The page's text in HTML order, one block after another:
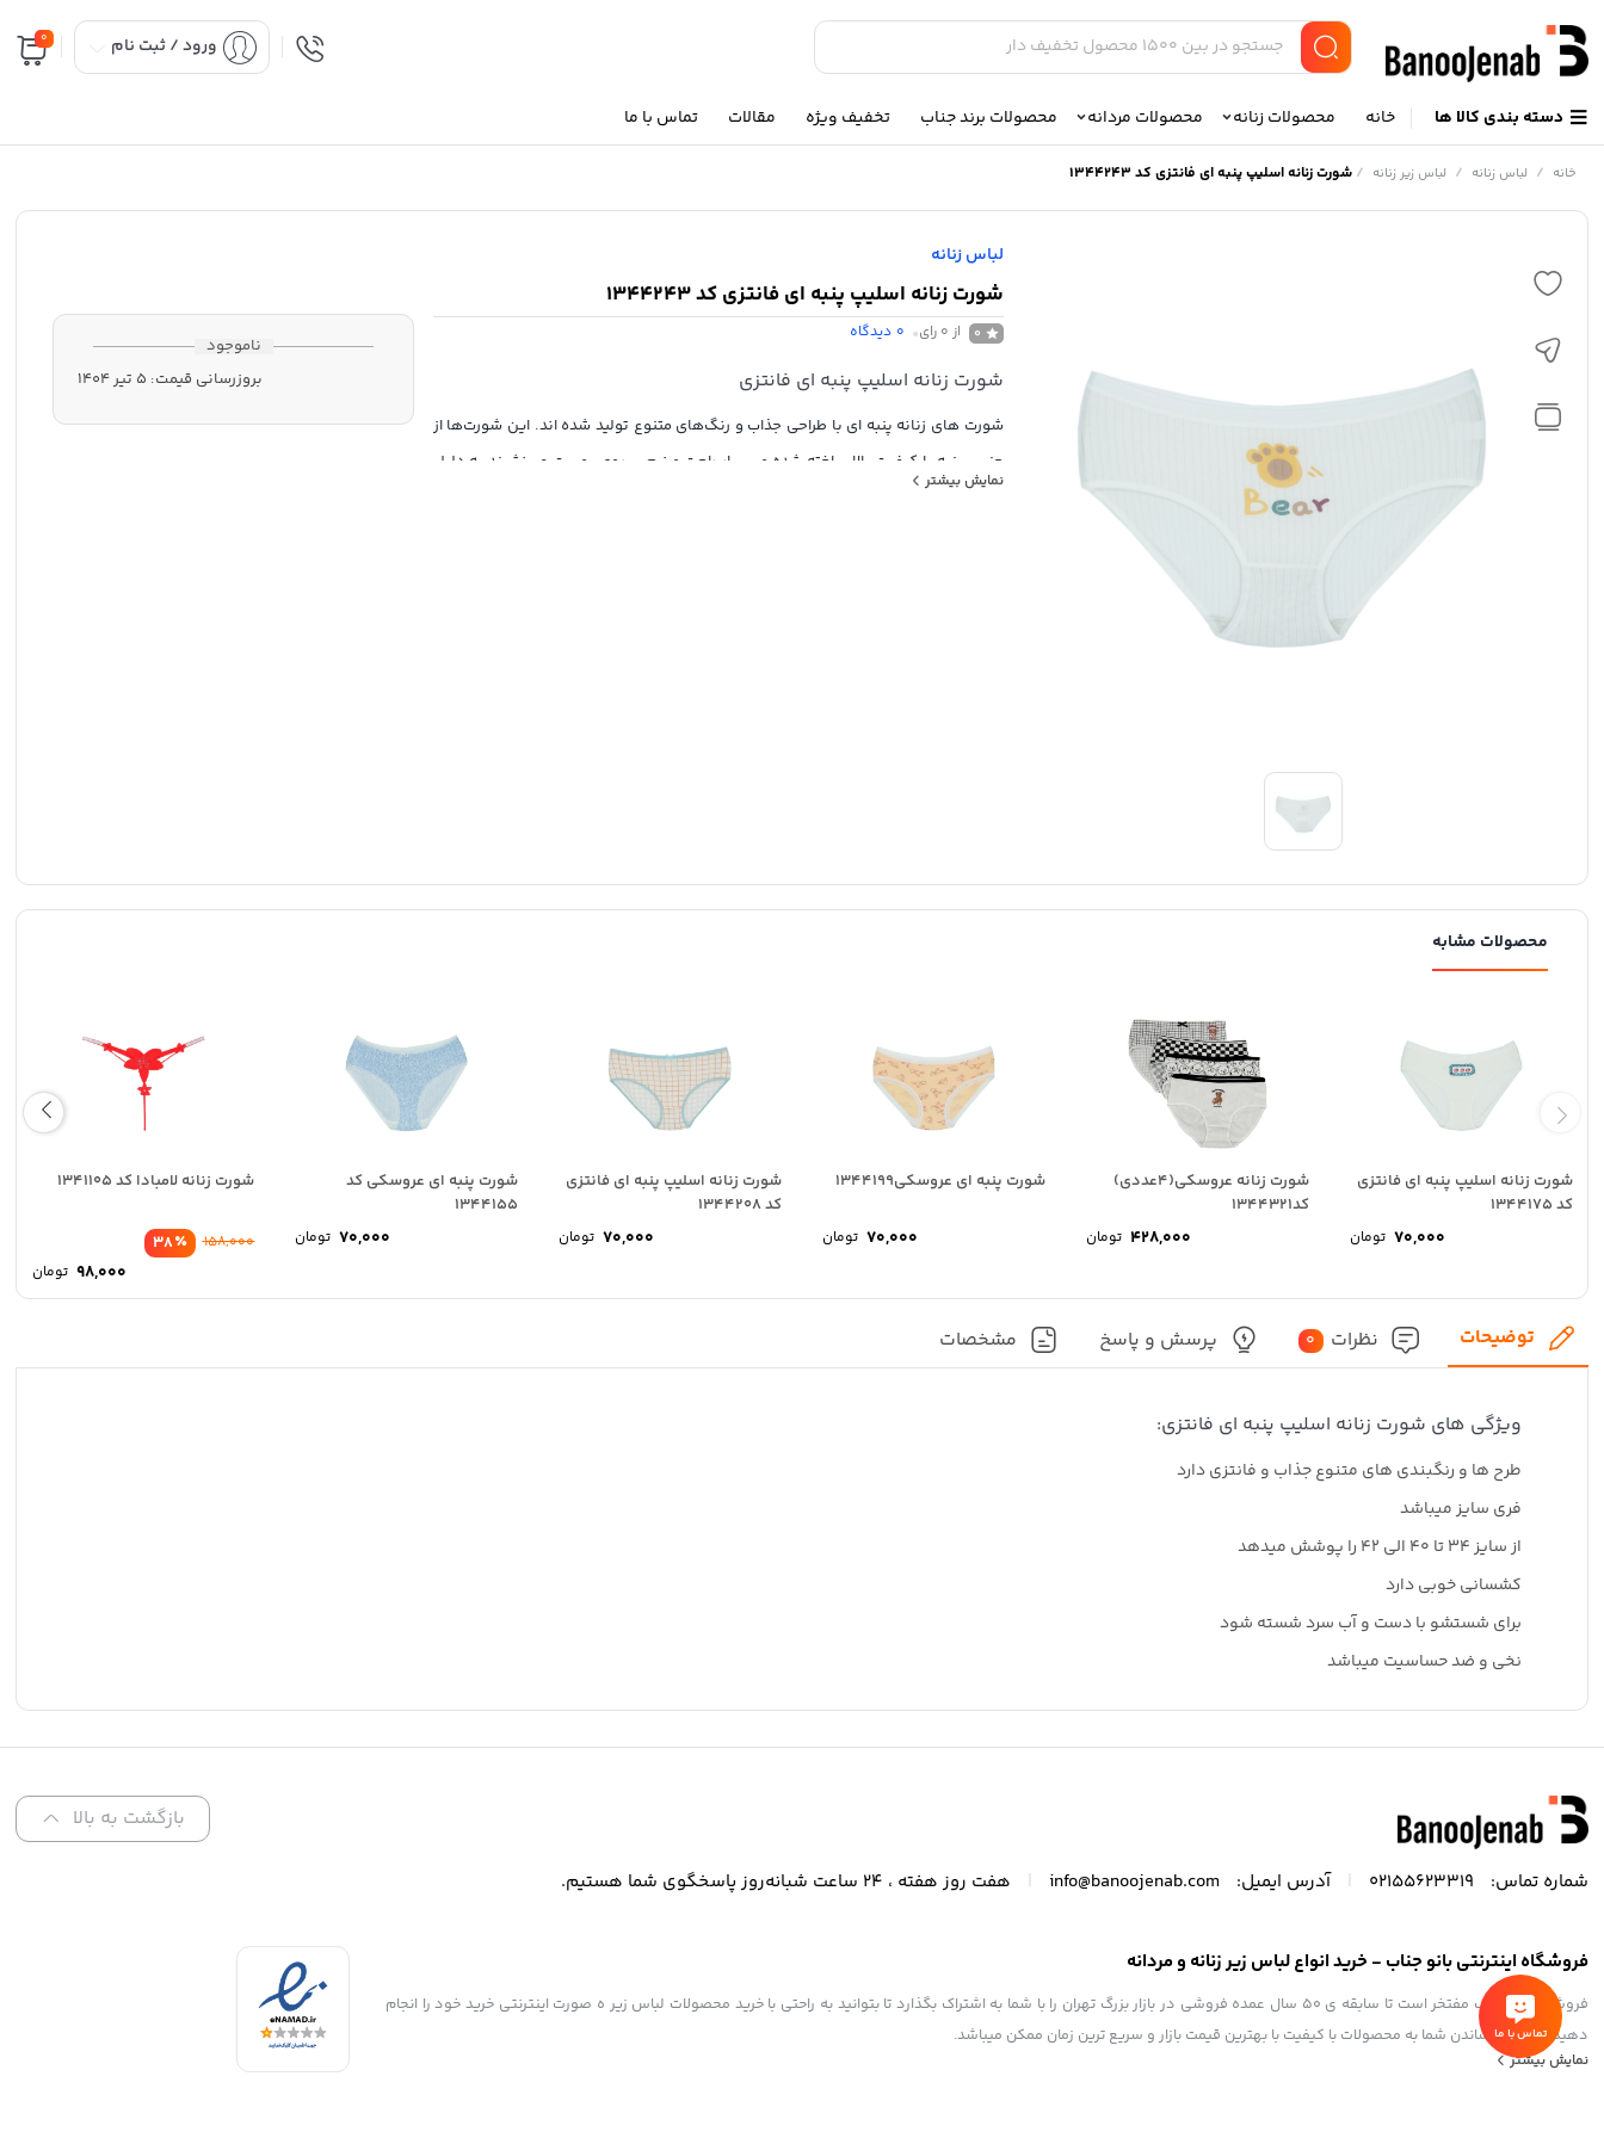
ورود / ثبت نام 0
دسته بندی کالا ها خانه محصولات زنانه محصولات مردانه محصولات برند جناب تخفیف ویژه مقالات تماس با ما
خانه / لباس زنانه / لباس زیر زنانه /شورت زنانه اسلیپ پنبه ای فانتزی کد 1344243
لباس زنانه
شورت زنانه اسلیپ پنبه ای فانتزی کد 1344243
0 از 0 رای 0 دیدگاه
شورت زنانه اسلیپ پنبه ای فانتزی
شورت های زنانه پنبه ای با طراحی جذاب و رنگ‌های متنوع تولید شده اند. این شورت‌ها از
جنس پنبه با کیفیت بالا ساخته شده و بسیار راحت و نرم بر روی پوست می‌نشیند.به دلیل
جنس نخی و ضد حساسیت بودن این مدل برای استفاده روزانه و فعالیت ورزشی و
نمایش بیشتر
ناموجود
بروزرسانی قیمت: 5 تیر 1404
محصولات مشابه
شورت زنانه اسلیپ پنبه ای فانتزی
کد 1344175
۷۰,۰۰۰ تومان
شورت زنانه عروسکی(۴عددی)
کد1344321
۴۲۸,۰۰۰ تومان
شورت پنبه ای عروسکی1344199
۷۰,۰۰۰ تومان
شورت زنانه اسلیپ پنبه ای فانتزی
کد 1344208
۷۰,۰۰۰ تومان
شورت پنبه ای عروسکی کد
1344155
۷۰,۰۰۰ تومان
شورت زنانه لامبادا کد 1341105
٪۳۸ ۱۵۸,۰۰۰
۹۸,۰۰۰ تومان
توضیحات نظرات 0 پرسش و پاسخ مشخصات
ویژگی های شورت زنانه اسلیپ پنبه ای فانتزی:
طرح ها و رنگبندی های متنوع جذاب و فانتزی دارد
فری سایز میباشد
از سایز ۳۴ تا ۴۰ الی ۴۲ را پوشش میدهد
کشسانی خوبی دارد
برای شستشو با دست و آب سرد شسته شود
نخی و ضد حساسیت میباشد
بازگشت به بالا
شماره تماس: 02155623319 آدرس ایمیل: info@banoojenab.com هفت روز هفته ، 24 ساعت شبانه‌روز پاسخگوی شما هستیم.
فروشگاه اینترنتی بانو جناب - خرید انواع لباس زیر زنانه و مردانه
فروشگاه بانوجناب مفتخر است تا سابقه ی 50 سال عمده فروشی در بازار بزرگ تهران را با شما به اشتراک بگذارد تا بتوانید به راحتی با خرید محصولات لباس زیر ه صورت اینترنتی خرید خود را انجام
دهید،هدف ما رساندن شما به محصولات با کیفیت با بهترین قیمت بازار و سریع ترین زمان ممکن میباشد.
نمایش بیشتر
تماس با ما